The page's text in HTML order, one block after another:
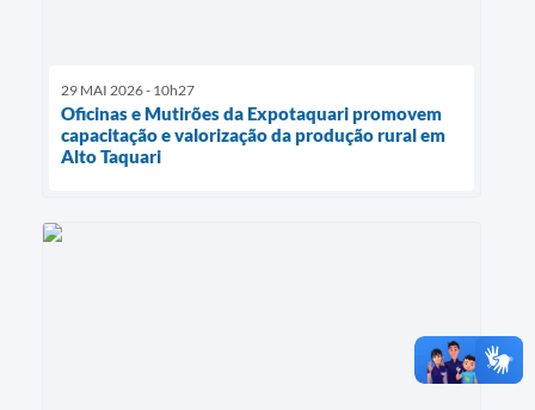
29 MAI 2026 - 10h27
Oficinas e Mutirões da Expotaquari promovem
capacitação e valorização da produção rural em
Alto Taquari